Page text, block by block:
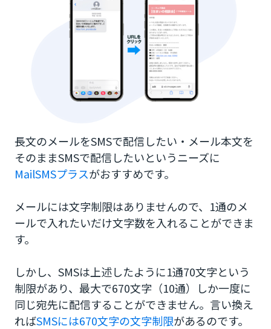
長文のメールをSMSで配信したい・メール本文を
そのままSMSで配信したいというニーズに
MailSMSプラスがおすすめです。
メールには文字制限はありませんので、1通のメ
ールで入れたいだけ文字数を入れることができま
す。
しかし、SMSは上述したように1通70文字という
制限があり、最大で670文字（10通）しか一度に
同じ宛先に配信することができません。言い換え
ればSMSには670文字の文字制限があるのです。